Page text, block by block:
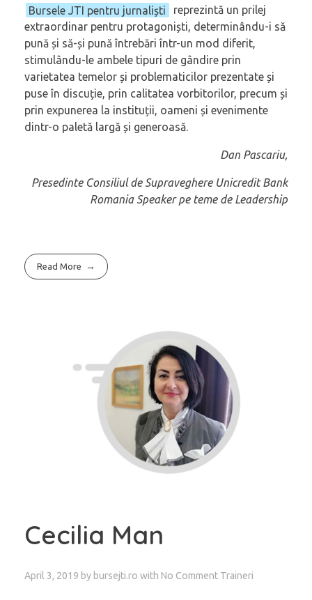
Bursele JTI pentru jurnaliști
reprezintă un prilej
extraordinar pentru protagoniști, determinându-i să
pună și să-și pună întrebări într-un mod diferit,
stimulându-le ambele tipuri de gândire prin
varietatea temelor și problematicilor prezentate și
puse în discuție, prin calitatea vorbitorilor, precum și
prin expunerea la instituții, oameni și evenimente
dintr-o paletă largă și generoasă.
Dan Pascariu,
Presedinte Consiliul de Supraveghere Unicredit Bank
Romania Speaker pe teme de Leadership
Read More
Cecilia Man
April 3, 2019 by bursejti.ro with No Comment Traineri